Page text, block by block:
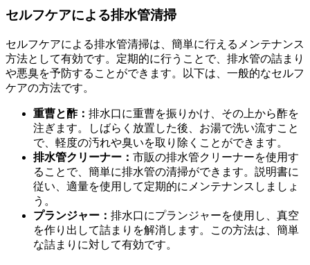
排水管清掃の頻度
セルフケアによる排水管清掃
セルフケアによる排水管清掃は、簡単に行えるメンテナンス
方法として有効です。定期的に行うことで、排水管の詰まり
や悪臭を予防することができます。以下は、一般的なセルフ
ケアの方法です。
重曹と酢： 排水口に重曹を振りかけ、その上から酢を
注ぎます。しばらく放置した後、お湯で洗い流すこと
で、軽度の汚れや臭いを取り除くことができます。
排水管クリーナー： 市販の排水管クリーナーを使用す
ることで、簡単に排水管の清掃ができます。説明書に
従い、適量を使用して定期的にメンテナンスしましょ
う。
プランジャー： 排水口にプランジャーを使用し、真空
を作り出して詰まりを解消します。この方法は、簡単
な詰まりに対して有効です。